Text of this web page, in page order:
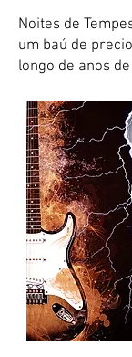
gêneros como
científica e
envolventes e
músico
etérea, um
destino, uma
abandonada,
1920
que atravessa
morte, entre
São narrativas
passado e o
sombrio, o
Noites de
um baú de
longo de anos